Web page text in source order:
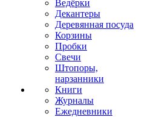
Ведёрки
Декантеры
Деревянная посуда
Корзины
Пробки
Свечи
Штопоры,
нарзанники
Книги
Журналы
Ежедневники